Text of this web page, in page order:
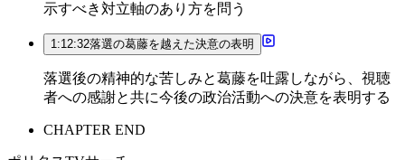
示すべき対立軸のあり方を問う
1:12:32落選の葛藤を越えた決意の表明
落選後の精神的な苦しみと葛藤を吐露しながら、視聴
者への感謝と共に今後の政治活動への決意を表明する
CHAPTER END